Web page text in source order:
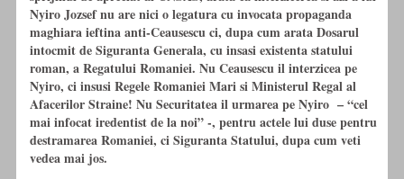
Nyiro Jozsef nu are nici o legatura cu invocata propaganda
maghiara ieftina anti-Ceausescu ci, dupa cum arata Dosarul
intocmit de Siguranta Generala, cu insasi existenta statului
roman, a Regatului Romaniei. Nu Ceausescu il interzicea pe
Nyiro, ci insusi Regele Romaniei Mari si Ministerul Regal al
Afacerilor Straine! Nu Securitatea il urmarea pe Nyiro – “cel
mai infocat iredentist de la noi” -, pentru actele lui duse pentru
destramarea Romaniei, ci Siguranta Statului, dupa cum veti
vedea mai jos.